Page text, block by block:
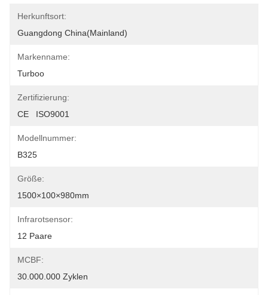
Herkunftsort:
Guangdong China(Mainland)
Markenname:
Turboo
Zertifizierung:
CE   ISO9001
Modellnummer:
B325
Größe:
1500×100×980mm
Infrarotsensor:
12 Paare
MCBF:
30.000.000 Zyklen